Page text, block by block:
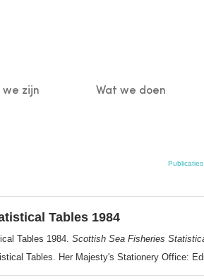
we zijn Wat we doen
Publicaties
Tables 1984
Tables 1984. Scottish Sea Fisheries
Tables. Her Majesty's Stationery Office: